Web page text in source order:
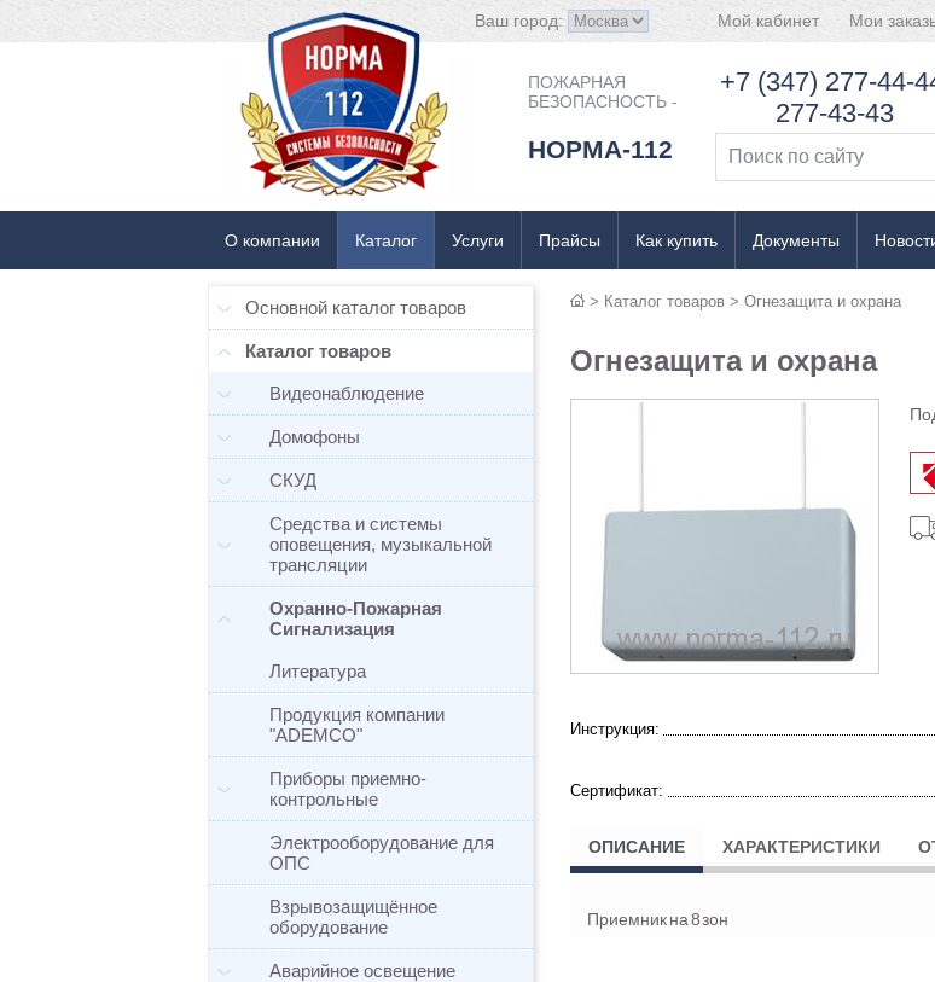
Ваш город: Мои
Мой кабинет
ПОЖАРНАЯ
БЕЗОПАСНОСТЬ -
НОРМА-112
+7 (347) 277-44-
277-43-43
О компании Каталог Услуги Прайсы Как купить Документы
> Каталог товаров > Огнезащита и охрана
Основной каталог товаров
Каталог товаров
Видеонаблюдение
Домофоны
СКУД
Средства и системы
оповещения, музыкальной
трансляции
Охранно-Пожарная
Сигнализация
Литература
Продукция компании
"ADEMCO"
Приборы приемно-
контрольные
Электрооборудование для
ОПС
Взрывозащищённое
оборудование
Аварийное освещение
Огнезащита и охрана
Инструкция:
Сертификат:
ОПИСАНИЕ ХАРАКТЕРИСТИКИ
Приемник на 8 зон